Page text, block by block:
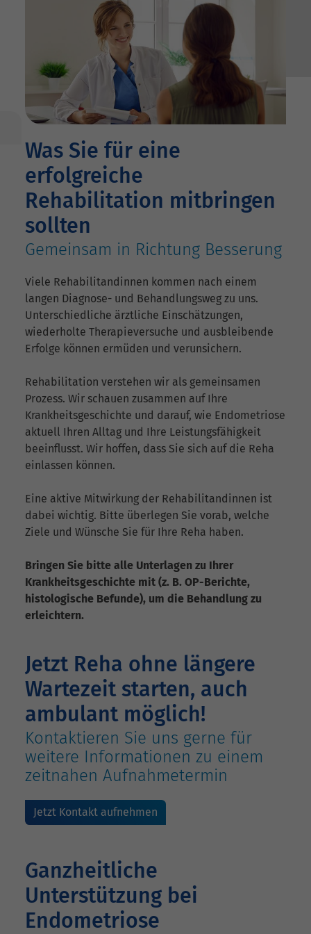
Was Sie für eine
erfolgreiche
Rehabilitation mitbringen
sollten
Gemeinsam in Richtung Besserung
Viele Rehabilitandinnen kommen nach einem
langen Diagnose- und Behandlungsweg zu uns.
Unterschiedliche ärztliche Einschätzungen,
wiederholte Therapieversuche und ausbleibende
Erfolge können ermüden und verunsichern.
Rehabilitation verstehen wir als gemeinsamen
Prozess. Wir schauen zusammen auf Ihre
Krankheitsgeschichte und darauf, wie Endometriose
aktuell Ihren Alltag und Ihre Leistungsfähigkeit
beeinflusst. Wir hoffen, dass Sie sich auf die Reha
einlassen können.
Eine aktive Mitwirkung der Rehabilitandinnen ist
dabei wichtig. Bitte überlegen Sie vorab, welche
Ziele und Wünsche Sie für Ihre Reha haben.
Bringen Sie bitte alle Unterlagen zu Ihrer
Krankheitsgeschichte mit (z. B. OP-Berichte,
histologische Befunde), um die Behandlung zu
erleichtern.
Jetzt Reha ohne längere
Wartezeit starten, auch
ambulant möglich!
Kontaktieren Sie uns gerne für
weitere Informationen zu einem
zeitnahen Aufnahmetermin
Jetzt Kontakt aufnehmen
Ganzheitliche
Unterstützung bei
Endometriose